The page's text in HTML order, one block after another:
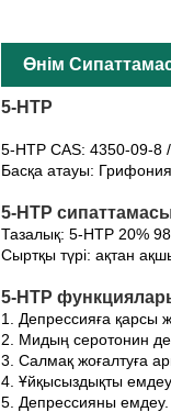
Өнім
5-HTP
5-HTP CAS: 4350-09-8
Басқа атауы:
5-HTP
Тазалық: 5-HTP 20%
Сыртқы түрі: ақтан
5-HTP
1. Депрессияға қарсы
2. Мидың серотонин
3. Салмақ жоғалтуға
4. Ұйқысыздықты
5. Депрессияны емдеу.